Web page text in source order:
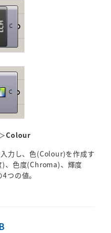
Colour
力し、色(Colour)を作成す
)、色度(Chroma)、輝度
の値。